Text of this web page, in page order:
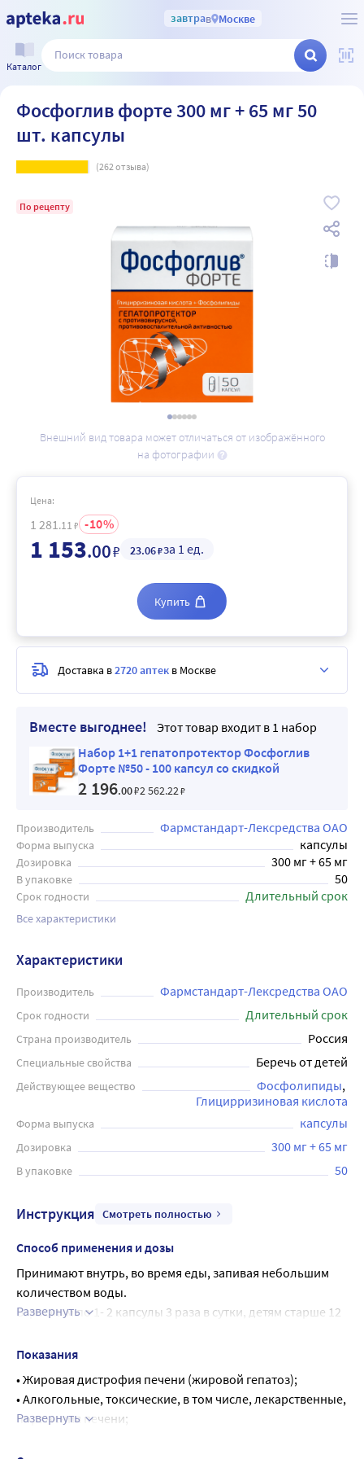
завтрав Москве
Каталог
Фосфоглив форте 300 мг + 65 мг 50
шт. капсулы
(262отзыва)
По рецепту
Внешний вид товара может отличаться от изображённого
на фотографии
Вместе выгоднее!
Этот товар входит в 1 набор
Набор 1+1 гепатопротектор Фосфоглив
Форте №50 - 100 капсул со скидкой
2 196.00₽2 562.22₽
Производитель Фармстандарт-Лексредства ОАО
Форма выпуска капсулы
Дозировка 300 мг + 65 мг
В упаковке 50
Срок годности Длительный срок
Все характеристики
Цена:
1 281 .11 ₽ 10
1 153.00₽ 23.06₽за 1 ед.
Купить
Доставка в2720 аптек в Москве
Характеристики
Производитель Фармстандарт-Лексредства ОАО
Срок годности Длительный срок
Страна производитель Россия
Специальные свойства Беречь от детей
Действующее вещество
Фосфолипиды
Глицирризиновая кислота
Форма выпуска капсулы
Дозировка 300 мг + 65 мг
В упаковке 50
Инструкция Смотреть полностью
Способ применения и дозы
Принимают внутрь, во время еды, запивая небольшим
количеством воды.
Взрослым по 1- 2 капсулы 3 раза в сутки, детям старше 12
Продолжительность курса терапии определяется
Развернуть
Показания
• Жировая дистрофия печени (жировой гепатоз);
• Алкогольные, токсические, в том числе, лекарственные,
поражения печени;
Развернуть